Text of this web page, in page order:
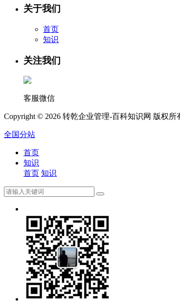
关于我们
首页
知识
关注我们
客服微信
Copyright © 2026 转乾企业管理-百科知识网 版权所
全国分站
首页
知识
首页 知识